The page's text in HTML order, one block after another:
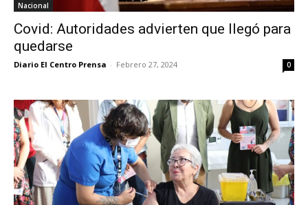
Nacional
Covid: Autoridades advierten que llegó para
quedarse
Diario El Centro Prensa - Febrero 27, 2024 0